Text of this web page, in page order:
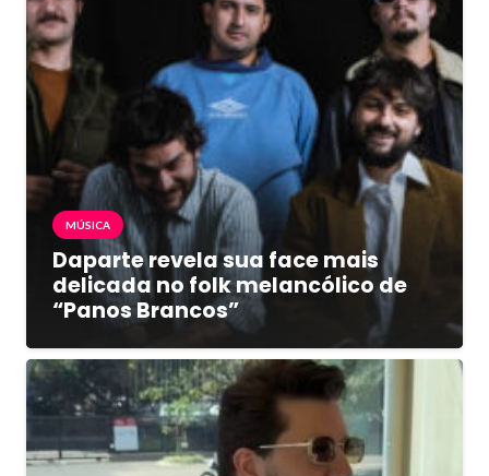
MÚSICA
Daparte revela sua face mais
delicada no folk melancólico de
“Panos Brancos”